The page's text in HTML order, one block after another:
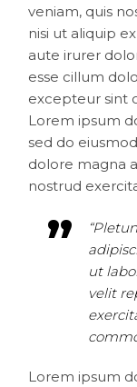
veniam, quis
nisi ut aliquip
aute irurer
esse cillum
excepteur sint
Lorem ipsum
sed do
dolore magna
nostrud
ut
velit
Lorem ipsum